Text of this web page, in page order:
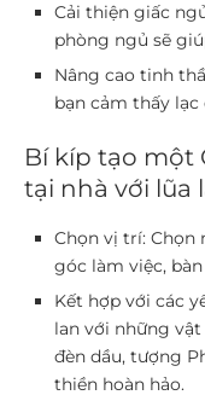
Cải thiện giấc
phòng ngủ sẽ
Nâng cao tinh
bạn cảm thấy lạc
Bí kíp tạo một
tại nhà với lũa
Chọn vị trí: Chọn
góc làm việc,
Kết hợp với các
lan với những
đèn dầu, tượng
thiền hoàn hảo.